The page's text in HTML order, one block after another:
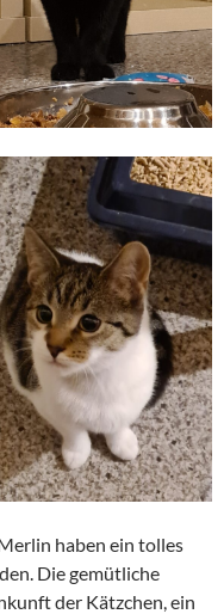
haben ein tolles
Die gemütliche
der Kätzchen, ein